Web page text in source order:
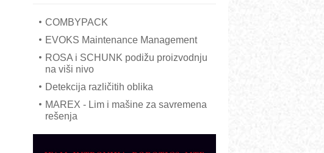
COMBYPACK
EVOKS Maintenance Management
ROSA i SCHUNK podižu proizvodnju
na viši nivo
Detekcija različitih oblika
MAREX - Lim i mašine za savremena
rešenja
Marcom-plast d.o.o.- vaš pouzdan